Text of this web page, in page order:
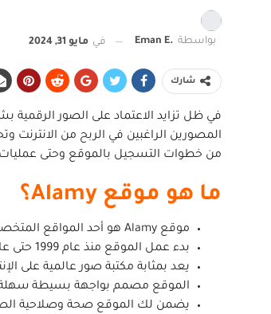
بواسطة .Eman E في مايو 31, 2024
شارك
المصورين الراغبين في الربح من الانترنت
من خطوات التسجيل بالموقع وحتى عمليات
ما هو موقع Alamy؟
موقع Alamy هو أحد المواقع المتخصصة في بيع الصور عبر الإنترنت، حيث يتيح للمصورين الاحترافيين بيع صورهم والكسب منها.
بدء عمل الموقع منذ عام 1999 حتى عام 2009 ثم انتقلت ملكيته إلى شركة Getty images، وهو الآن أحد أشهر مواقع الربح من بيع الصور عبر الإنترنت.
يعد بمثابة مكتبة صور عالمية على الإنترنت،
الموقع مصمم بواجهة بسيطة سهلة
يضمن لك الموقع صحة وصلاحية